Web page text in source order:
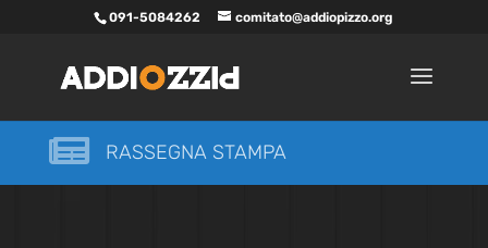
091-5084262 comitato@addiopizzo.org
 RASSEGNA STAMPA